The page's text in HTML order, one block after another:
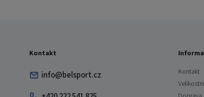
Kontakt
info@belsport.cz
Kontakt